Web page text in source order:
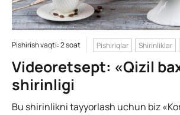
Pishirish vaqti: 2 soat Pishiriqlar Shirinliklar
Videoretsept: «Qizil
shirinligi
Bu shirinlikni tayyorlash uchun biz